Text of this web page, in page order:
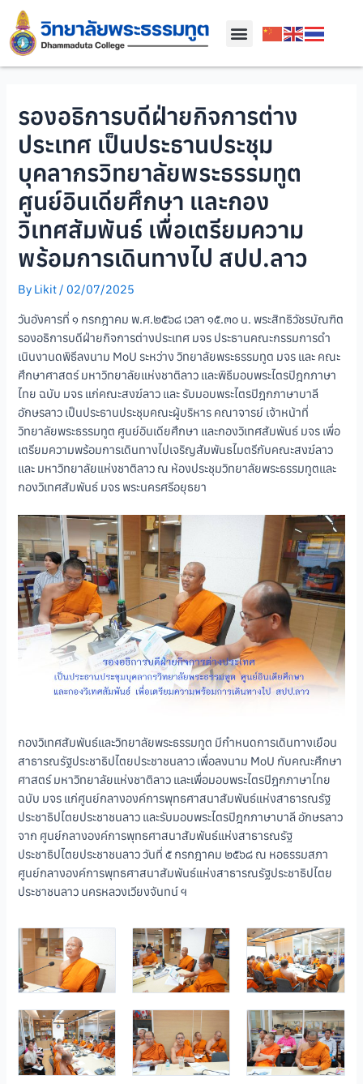
รองอธิการบดีฝ่ายกิจการต่าง
ประเทศ เป็นประธานประชุม
บุคลากรวิทยาลัยพระธรรมทูต
ศูนย์อินเดียศึกษา และกอง
วิเทศสัมพันธ์ เพื่อเตรียมความ
พร้อมการเดินทางไป สปป.ลาว
By Likit /02/07/2025
วันอังคารที่ ๑ กรกฎาคม พ.ศ.๒๕๖๘ เวลา ๑๕.๓๐ น. พระสิทธิวัชรบัณฑิต
รองอธิการบดีฝ่ายกิจการต่างประเทศ มจร ประธานคณะกรรมการดำ
เนินงานดพิธีลงนาม MoU ระหว่าง วิทยาลัยพระธรรมทูต มจร และ คณะ
ศึกษาศาสตร์ มหาวิทยาลัยแห่งชาติลาว และพิธีมอบพระไตรปิฎกภาษา
ไทย ฉบับ มจร แก่คณะสงฆ์ลาว และ รับมอบพระไตรปิฎกภาษาบาลี
อักษรลาว เป็นประธานประชุมคณะผู้บริหาร คณาจารย์ เจ้าหน้าที่
วิทยาลัยพระธรรมทูต ศูนย์อินเดียศึกษา และกองวิเทศสัมพันธ์ มจร เพื่อ
เตรียมความพร้อมการเดินทางไปเจริญสัมพันธไมตรีกับคณะสงฆ์ลาว
และ มหาวิทยาลัยแห่งชาติลาว ณ ห้องประชุมวิทยาลัยพระธรรมทูตและ
กองวิเทศสัมพันธ์ มจร พระนครศรีอยุธยา
กองวิเทศสัมพันธ์และวิทยาลัยพระธรรมทูต มีกำหนดการเดินทางเยือน
สาธารณรัฐประชาธิปไตยประชาชนลาว เพื่อลงนาม MoU กับคณะศึกษา
ศาสตร์ มหาวิทยาลัยแห่งชาติลาว และเพื่อมอบพระไตรปิฎกภาษาไทย
ฉบับ มจร แก่ศูนย์กลางองค์การพุทธศาสนาสัมพันธ์แห่งสาธารณรัฐ
ประชาธิปไตยประชาชนลาว และรับมอบพระไตรปิฎกภาษาบาลี อักษรลาว
จาก ศูนย์กลางองค์การพุทธศาสนาสัมพันธ์แห่งสาธารณรัฐ
ประชาธิปไตยประชาชนลาว วันที่ ๕ กรกฎาคม ๒๕๖๘ ณ หอธรรมสภา
ศูนย์กลางองค์การพุทธศาสนาสัมพันธ์แห่งสาธารณรัฐประชาธิปไตย
ประชาชนลาว นครหลวงเวียงจันทน์ ฯ